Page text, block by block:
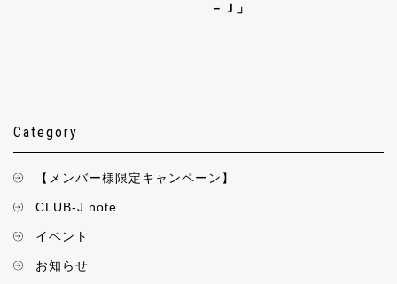
－Ｊ」
Category
【メンバー様限定キャンペーン】
CLUB-J note
イベント
お知らせ